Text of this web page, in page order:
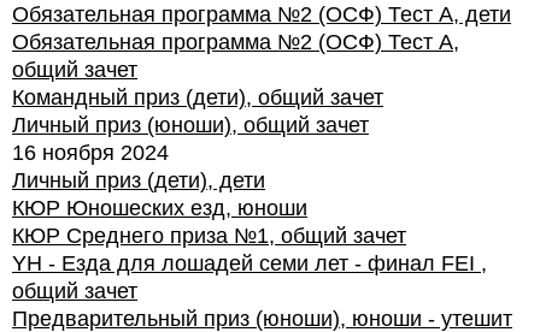
Обязательная программа №2 (ОСФ) Тест А, дети
Обязательная программа №2 (ОСФ) Тест А,
общий зачет
Командный приз (дети), общий зачет
Личный приз (юноши), общий зачет
16 ноября 2024
Личный приз (дети), дети
КЮР Юношеских езд, юноши
КЮР Среднего приза №1, общий зачет
YH - Езда для лошадей семи лет - финал FEI ,
общий зачет
Предварительный приз (юноши), юноши - утешит